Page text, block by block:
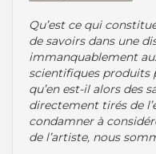
Qu’est ce qui
de savoirs dans une
immanquablement
scientifiques produits
qu’en est-il alors des
directement tirés de
condamner à
de l’artiste, nous